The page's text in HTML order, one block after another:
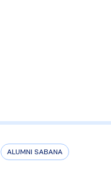
ALUMNI SABANA